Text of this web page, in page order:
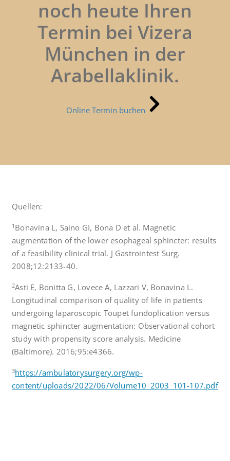
noch heute Ihren
Termin bei Vizera
München in der
Arabellaklinik.
Online Termin buchen
Quellen:
1 Bonavina L, Saino GI, Bona D et al. Magnetic
augmentation of the lower esophageal sphincter: results
of a feasibility clinical trial. J Gastrointest Surg.
2008;12:2133-40.
2Asti E, Bonitta G, Lovece A, Lazzari V, Bonavina L.
Longitudinal comparison of quality of life in patients
undergoing laparoscopic Toupet fundoplication versus
magnetic sphincter augmentation: Observational cohort
study with propensity score analysis. Medicine
(Baltimore). 2016;95:e4366.
3https://ambulatorysurgery.org/wp-
content/uploads/2022/06/Volume10_2003_101-107.pdf